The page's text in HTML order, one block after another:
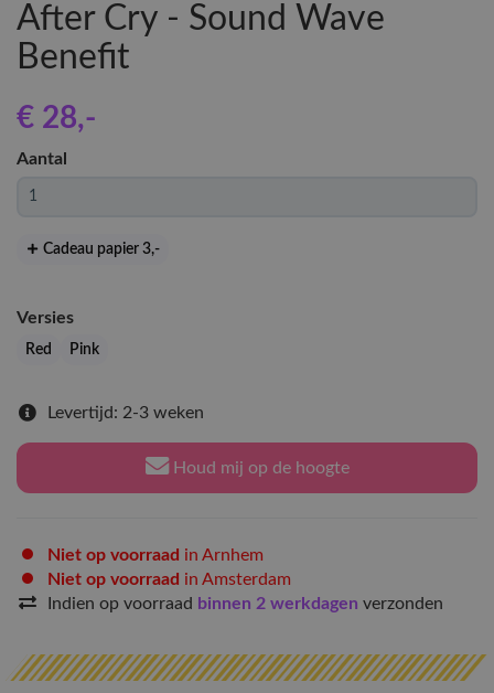
After Cry - Sound Wave
Benefit
€ 28,-
Aantal
Cadeau papier 3,-
Versies
Red Pink
Levertijd: 2-3 weken
Houd mij op de hoogte
Niet op voorraad in Arnhem
Niet op voorraad in Amsterdam
Indien op voorraad binnen 2 werkdagen verzonden